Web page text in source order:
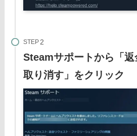
STEP
Steamサポートから「
取り消す」をクリック